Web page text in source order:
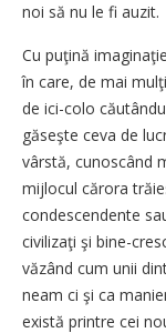
noi să nu le fi auzit.
Cu puţină
în care, de mai
de ici-colo
găseşte ceva de
vârstă, cunoscând
mijlocul cărora
condescendente
civilizaţi şi bine-
văzând cum unii
neam ci şi ca
există printre cei